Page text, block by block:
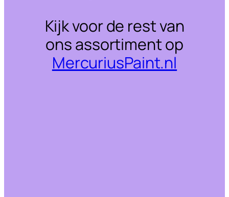
Kijk voor de rest van
ons assortiment op
MercuriusPaint.nl